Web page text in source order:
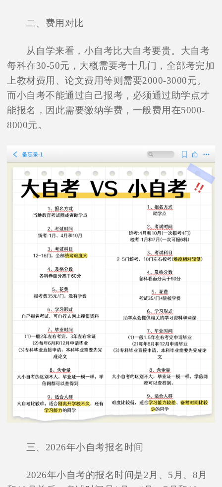
二、费用对比
从自学来看，小自考比大自考要贵。大自考
每科在30-50元，大概需要考十几门，全部考完加
上教材费用、论文费用等则需要2000-3000元。
而小自考不能通过自己报考，必须通过助学点才
能报名，因此需要缴纳学费，一般费用在5000-
8000元。
三、2026年小自考报名时间
2026年小自考的报名时间是2月、5月、8月